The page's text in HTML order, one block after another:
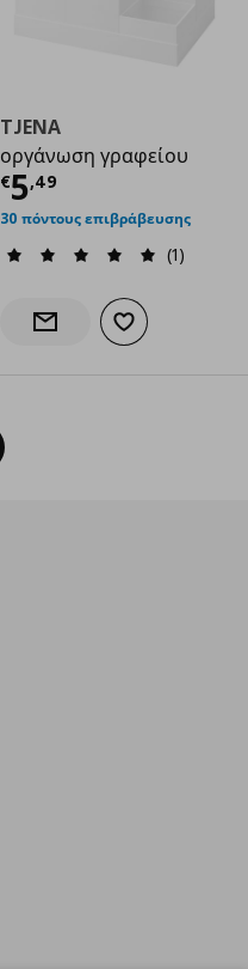
€ 8,99
TJENA
οργάνωση γραφείου
€5,49
Τρέχουσα
30 πόντους επιβράβευσης
(1)
Ενημέρωση διαθεσιμότητας
Προσθήκη στα
Back To Top